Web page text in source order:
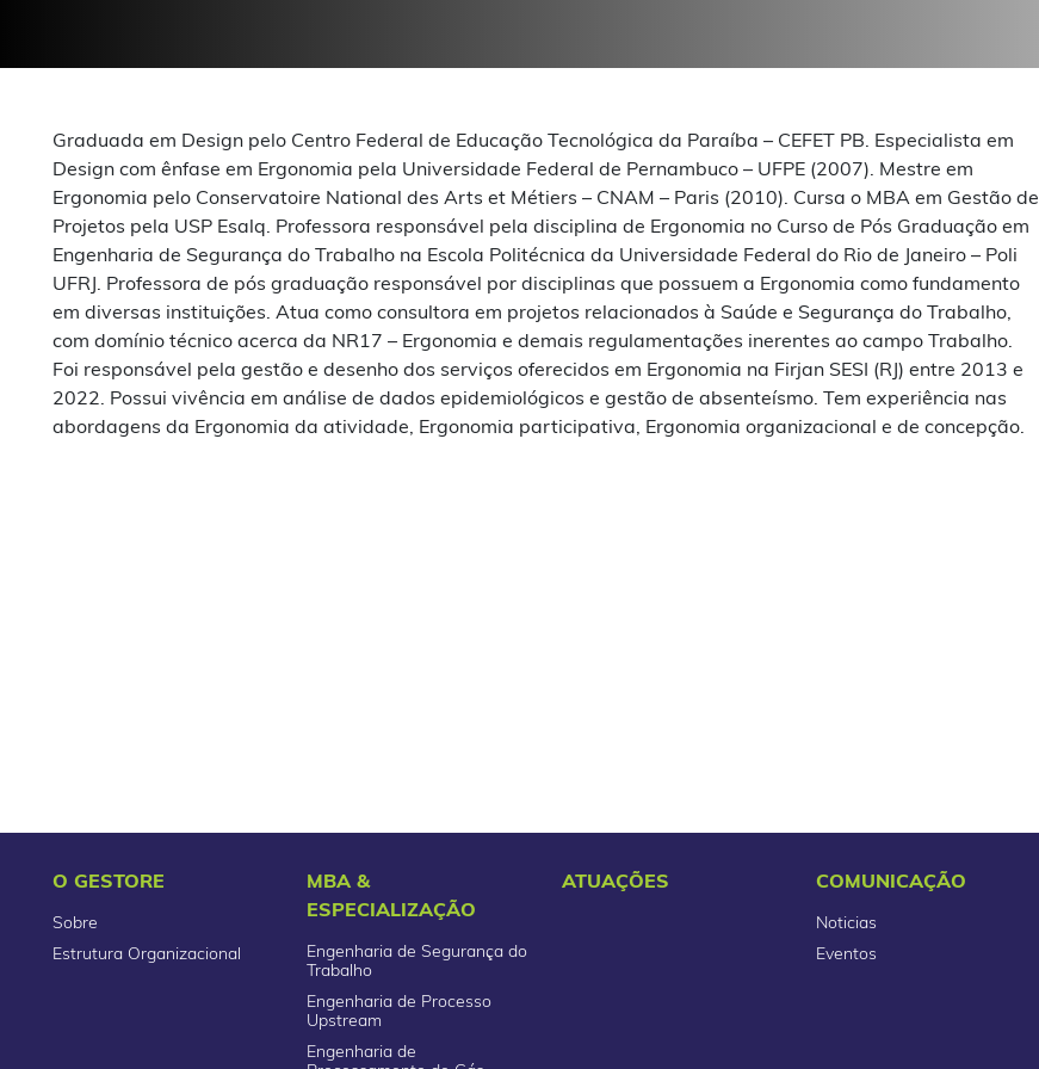
Graduada em Design pelo Centro Federal de Educação Tecnológica da Paraíba – CEFET PB. Especialista em
Design com ênfase em Ergonomia pela Universidade Federal de Pernambuco – UFPE (2007). Mestre em
Ergonomia pelo Conservatoire National des Arts et Métiers – CNAM – Paris (2010). Cursa o MBA em Gestão de
Projetos pela USP Esalq. Professora responsável pela disciplina de Ergonomia no Curso de Pós Graduação em
Engenharia de Segurança do Trabalho na Escola Politécnica da Universidade Federal do Rio de Janeiro – Poli
UFRJ. Professora de pós graduação responsável por disciplinas que possuem a Ergonomia como fundamento
em diversas instituições. Atua como consultora em projetos relacionados à Saúde e Segurança do Trabalho,
com domínio técnico acerca da NR17 – Ergonomia e demais regulamentações inerentes ao campo Trabalho.
Foi responsável pela gestão e desenho dos serviços oferecidos em Ergonomia na Firjan SESI (RJ) entre 2013 e
2022. Possui vivência em análise de dados epidemiológicos e gestão de absenteísmo. Tem experiência nas
abordagens da Ergonomia da atividade, Ergonomia participativa, Ergonomia organizacional e de concepção.
O GESTORE
Sobre
Estrutura Organizacional
MBA &
ESPECIALIZAÇÃO
Engenharia de Segurança do
Trabalho
Engenharia de Processo
Upstream
Engenharia de
ATUAÇÕES COMUNICAÇÃO
Noticias
Eventos